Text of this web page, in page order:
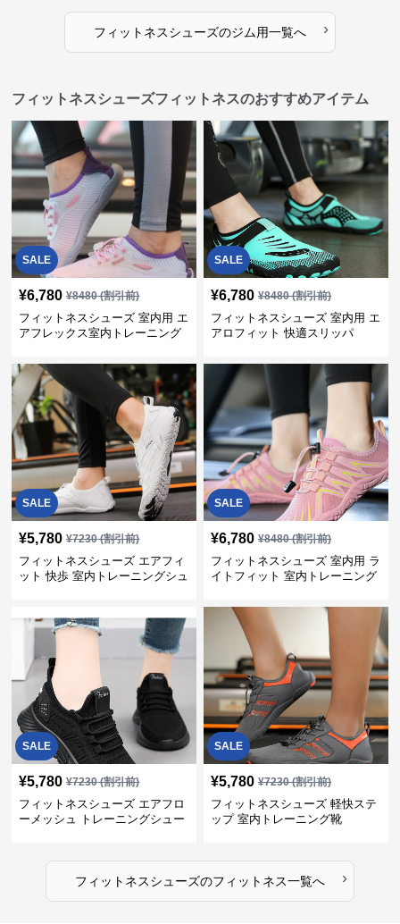
フィットネスシューズのジム用一覧へ ›
フィットネスシューズフィットネスのおすすめアイテム
SALE
¥6,780 ¥8480(割引前)
フィットネスシューズ 室内用 エ
アフレックス室内トレーニング
SALE
¥6,780 ¥8480(割引前)
フィットネスシューズ 室内用 エ
アロフィット 快適スリッパ
SALE
¥5,780 ¥7230(割引前)
フィットネスシューズ エアフィ
ット 快歩 室内トレーニングシュ
SALE
¥6,780 ¥8480(割引前)
フィットネスシューズ 室内用 ラ
イトフィット 室内トレーニング
SALE
¥5,780 ¥7230(割引前)
フィットネスシューズ エアフロ
ーメッシュ トレーニングシュー
SALE
¥5,780 ¥7230(割引前)
フィットネスシューズ 軽快ステ
ップ 室内トレーニング靴
フィットネスシューズのフィットネス一覧へ ›